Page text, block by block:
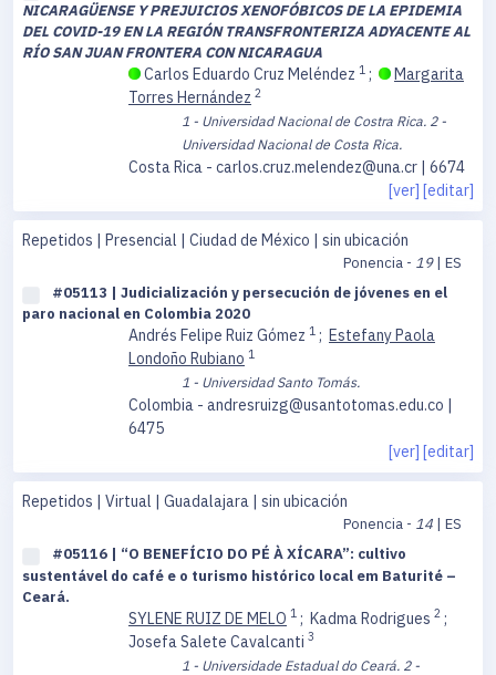
NICARAGÜENSE Y PREJUICIOS XENOFÓBICOS DE LA EPIDEMIA
DEL COVID-19 EN LA REGIÓN TRANSFRONTERIZA ADYACENTE AL
RÍO SAN JUAN FRONTERA CON NICARAGUA
Carlos Eduardo Cruz Meléndez 1 ;
Margarita
Torres Hernández 2
1 - Universidad Nacional de Costra Rica. 2 -
Universidad Nacional de Costa Rica.
Costa Rica - carlos.cruz.melendez@una.cr | 6674
[ver] [editar]
Repetidos | Presencial | Ciudad de México | sin ubicación
Ponencia - 19| ES
#05113 | Judicialización y persecución de jóvenes en el
paro nacional en Colombia 2020
Andrés Felipe Ruiz Gómez 1 ; Estefany Paola
Londoño Rubiano 1
1 - Universidad Santo Tomás.
Colombia - andresruizg@usantotomas.edu.co |
6475
[ver] [editar]
Repetidos | Virtual | Guadalajara | sin ubicación
Ponencia - 14 | ES
#05116 | “O BENEFÍCIO DO PÉ À XÍCARA”: cultivo
sustentável do café e o turismo histórico local em Baturité –
Ceará.
SYLENE RUIZ DE MELO 1 ; Kadma Rodrigues 2 ;
Josefa Salete Cavalcanti 3
1 - Universidade Estadual do Ceará. 2 -